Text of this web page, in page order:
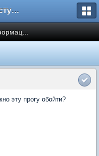
Форум для студента СГА
эту прогу обойти?